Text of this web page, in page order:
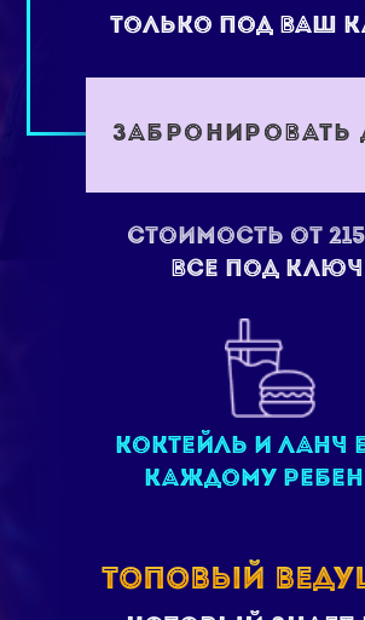
ПОДАРОК КАЖДОМУ
в ультра модном
ИГРЫ И КОНКУРСЫ
ТОПОВЫЙ ВЕДУЩИЙ
НЕОНОВЫЙ ГРИМ
Твои соц.сети просто запестрят
уникальными постами
КРУТАЯ ФОТО-ЗОНА
ДЛЯ СЕЛФИ
Коктейль и ланч бокс